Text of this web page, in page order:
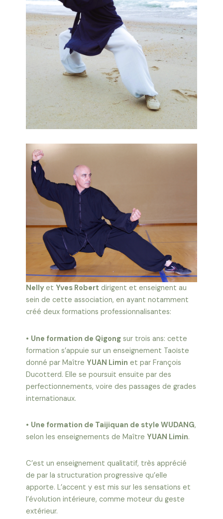
Nellyet Yves Robert dirigent et enseignent au
sein de cette association, en ayant notamment
créé deux formations professionnalisantes:
• Une formation de Qigongsur trois ans: cette
formation s’appuie sur un enseignement Taoïste
donné par Maître YUAN Limin et par François
Ducotterd. Elle se poursuit ensuite par des
perfectionnements, voire des passages de grades
internationaux.
• Une formation de Taijiquan de style WUDANG,
selon les enseignements de Maître YUAN Limin.
C’est un enseignement qualitatif, très apprécié
de par la structuration progressive qu’elle
apporte. L’accent y est mis sur les sensations et
l’évolution intérieure, comme moteur du geste
extérieur.